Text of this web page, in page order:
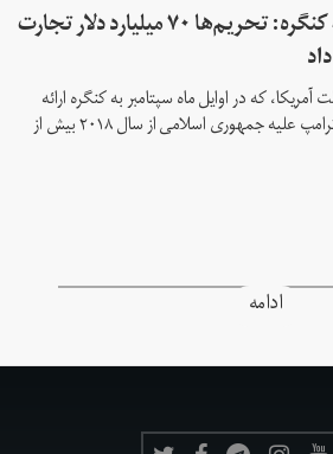
گزارش دولت آمریکا به کنگره: تحریم‌ها ۷۰ میلیارد دلار تجارت
که در اوایل ماه سپتامبر به کنگره ارائه
شد، تحریم‌های دولت دونالد ترامپ علیه جمهوری اسلامی از سال ۲۰۱۸ بیش از
ادامه